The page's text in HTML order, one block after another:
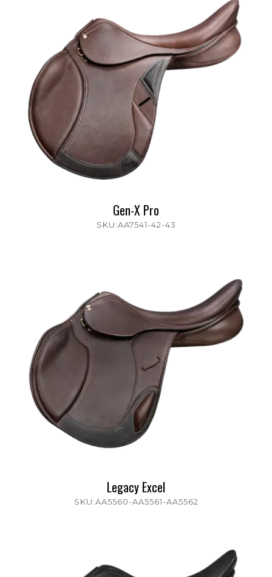
Gen-X Pro
SKU:AA7541-42-43
Legacy Excel
SKU:AA5560-AA5561-AA5562